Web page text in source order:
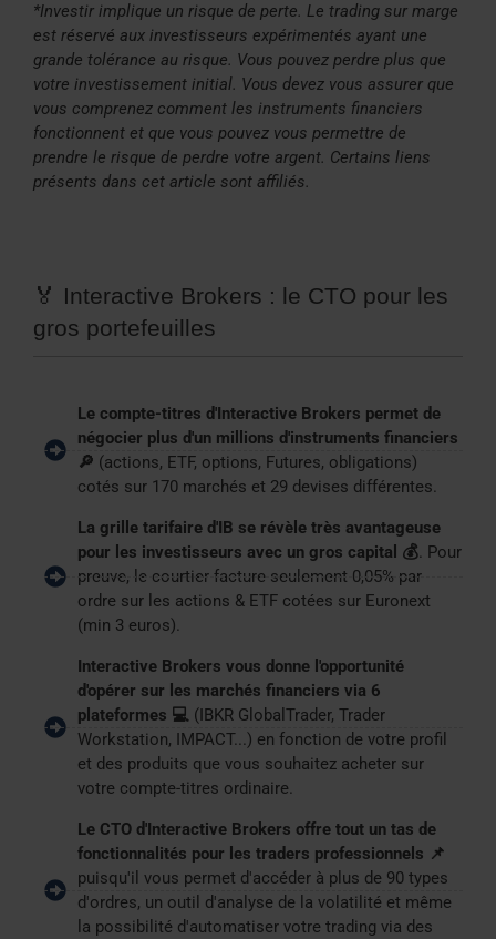
*Investir implique un risque de perte. Le trading sur marge
est réservé aux investisseurs expérimentés ayant une
grande tolérance au risque. Vous pouvez perdre plus que
votre investissement initial. Vous devez vous assurer que
vous comprenez comment les instruments financiers
fonctionnent et que vous pouvez vous permettre de
prendre le risque de perdre votre argent. Certains liens
présents dans cet article sont affiliés.
🏅 Interactive Brokers : le CTO pour les
gros portefeuilles
Le compte-titres d'Interactive Brokers permet de
négocier plus d'un millions d'instruments financiers
🔎 (actions, ETF, options, Futures, obligations)
cotés sur 170 marchés et 29 devises différentes.
La grille tarifaire d'IB se révèle très avantageuse
pour les investisseurs avec un gros capital 💰. Pour
preuve, le courtier facture seulement 0,05% par
ordre sur les actions & ETF cotées sur Euronext
(min 3 euros).
Interactive Brokers vous donne l'opportunité
d'opérer sur les marchés financiers via 6
plateformes 💻 (IBKR GlobalTrader, Trader
Workstation, IMPACT...) en fonction de votre profil
et des produits que vous souhaitez acheter sur
votre compte-titres ordinaire.
Le CTO d'Interactive Brokers offre tout un tas de
fonctionnalités pour les traders professionnels 📌
puisqu'il vous permet d'accéder à plus de 90 types
d'ordres, un outil d'analyse de la volatilité et même
la possibilité d'automatiser votre trading via des